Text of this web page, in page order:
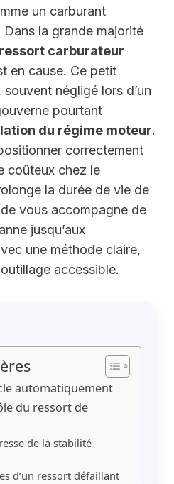
un carburant
Dans la grande majorité
carburateur
en cause. Ce petit
négligé lors d’un
pourtant
du régime moteur.
correctement
coûteux chez le
la durée de vie de
vous accompagne de
jusqu’aux
une méthode claire,
accessible.
automatiquement
du ressort de
de la stabilité
d’un ressort défaillant